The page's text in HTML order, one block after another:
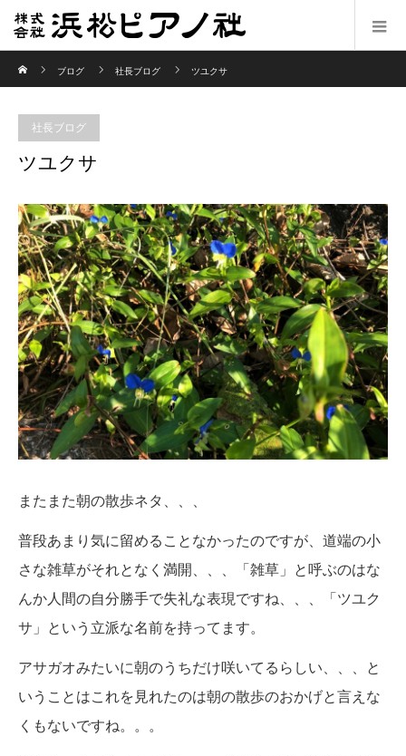
ブログ
社長ブログ ツユクサ
社長ブログ
ツユクサ
またまた朝の散歩ネタ、、、
普段あまり気に留めることなかったのですが、道端の小
さな雑草がそれとなく満開、、、「雑草」と呼ぶのはな
んか人間の自分勝手で失礼な表現ですね、、、「ツユク
サ」という立派な名前を持ってます。
アサガオみたいに朝のうちだけ咲いてるらしい、、、と
いうことはこれを見れたのは朝の散歩のおかげと言えな
くもないですね。。。